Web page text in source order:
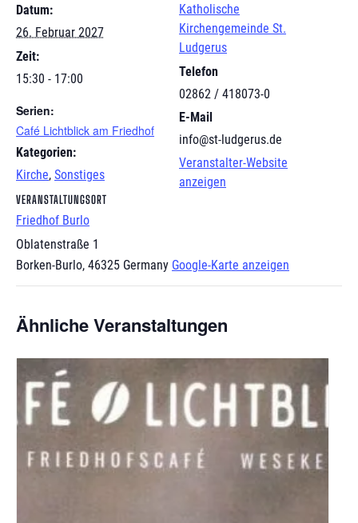
Datum:
26. Februar 2027
Zeit:
15:30 - 17:00
Serien:
Café Lichtblick am Friedhof
Kategorien:
Kirche, Sonstiges
VERANSTALTUNGSORT
Friedhof Burlo
Oblatenstraße 1
Borken-Burlo, 46325 Germany Google-Karte anzeigen
Katholische
Kirchengemeinde St.
Ludgerus
Telefon
02862 / 418073-0
E-Mail
info@st-ludgerus.de
Veranstalter-Website
anzeigen
Ähnliche Veranstaltungen